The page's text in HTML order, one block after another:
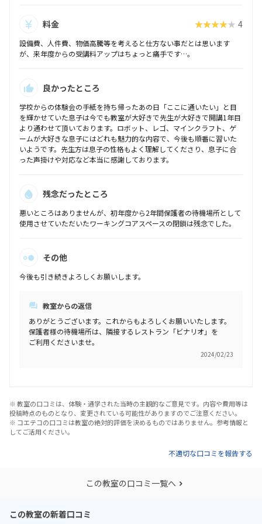
料金 ★★★★★ 4
設備費、人件費、物価高騰等を考えると仕方ない事だとは思います
が、来年度からの受講料アップはちょっと痛手です…。
良かったところ
学校からの体験会の手紙を持ち帰ったあの日「ここに通いたい」と目
を輝かせていた息子は今でも教室が大好きで先生が大好きで開講1年目
より通わせて頂いております。ロボット、レゴ、マインクラフト、ゲ
ームが大好きな息子にはどれも魅力的な内容で、今後も順番に習いた
いようです。先生方は息子の性格もよく理解してくださり、息子に合
った声掛けや対応など本当に感謝しております。
残念だったところ
悪いところはありませんが、初年度から2年間保護者の待機場所として
使用させていただいたワーキングコアスペースの閉鎖は残念でした。
その他
今後も引き続きよろしくお願いします。
教室からの返信
ありがとうございます。これからもよろしくお願いいたします。
保護者様の待機場所は、隣接するレストラン「ビナリオ」を
ご利用くださいませ。
2024/02/23
※ 教室の口コミは、体験・通学された当時の主観的なご意見です。内容や費用等は
投稿時点のものとなり、変更されている可能性がありますのでご注意ください。
※ コエテコの口コミは教室の絶対的評価を決めるものではありません。参考情報と
してご活用ください。
不適切な口コミを報告する
この教室の口コミ一覧へ
この教室の新着口コミ